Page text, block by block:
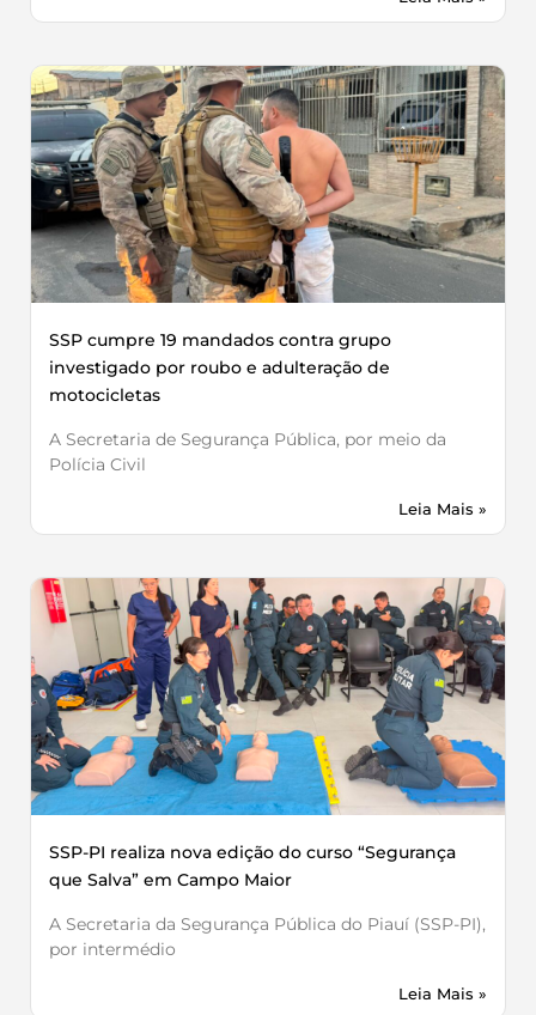
SSP cumpre 19 mandados contra grupo
investigado por roubo e adulteração de
motocicletas
A Secretaria de Segurança Pública, por meio da
Polícia Civil
Leia Mais »
SSP-PI realiza nova edição do curso “Segurança
que Salva” em Campo Maior
A Secretaria da Segurança Pública do Piauí (SSP-PI),
por intermédio
Leia Mais »